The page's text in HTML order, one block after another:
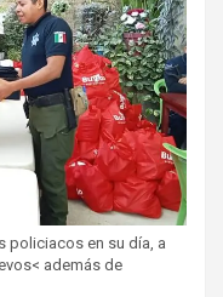
policiacos en su día, a
además de